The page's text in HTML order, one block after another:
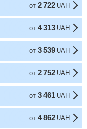
от 2 722 UAH
от 4 313 UAH
от 3 539 UAH
от 2 752 UAH
от 3 461 UAH
от 4 862 UAH